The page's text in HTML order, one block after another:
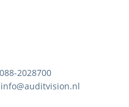
2028700
info@auditvision.nl